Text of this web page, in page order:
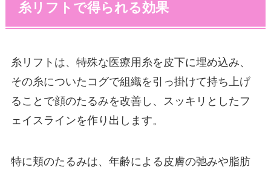
糸リフトで得られる効果
糸リフトは、特殊な医療用糸を皮下に埋め込み、
その糸についたコグで組織を引っ掛けて持ち上げ
ることで顔のたるみを改善し、スッキリとしたフ
ェイスラインを作り出します。
特に頬のたるみは、年齢による皮膚の弛みや脂肪